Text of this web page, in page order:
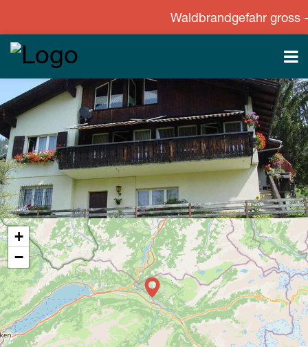
Waldbrandgefahr gross -
+
−